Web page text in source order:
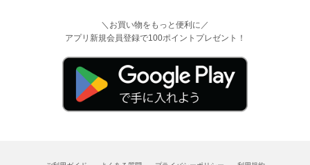
＼お買い物をもっと便利に／
アプリ新規会員登録で100ポイントプレゼント！